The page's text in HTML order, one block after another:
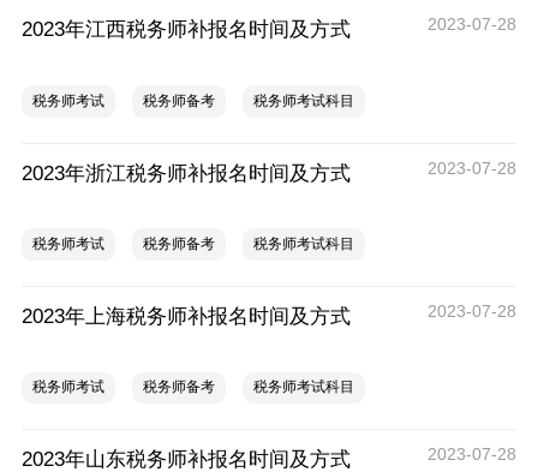
2023年江西税务师补报名时间及方式 2023-07-28
税务师考试 税务师备考 税务师考试科目
2023年浙江税务师补报名时间及方式 2023-07-28
税务师考试 税务师备考 税务师考试科目
2023年上海税务师补报名时间及方式 2023-07-28
税务师考试 税务师备考 税务师考试科目
2023年山东税务师补报名时间及方式 2023-07-28